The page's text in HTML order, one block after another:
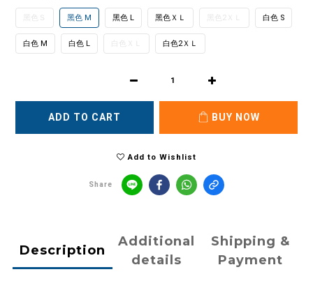
黑色Ｓ 黑色 M 黑色 L 黑色ＸＬ 黑色2ＸＬ 白色 S
白色 M 白色 L 白色ＸＬ 白色2ＸＬ
ADD TO CART BUY NOW
Add to Wishlist
Share
Description
Additional
details
Shipping &
Payment